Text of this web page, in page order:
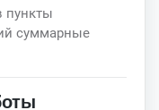
пункты
суммарные